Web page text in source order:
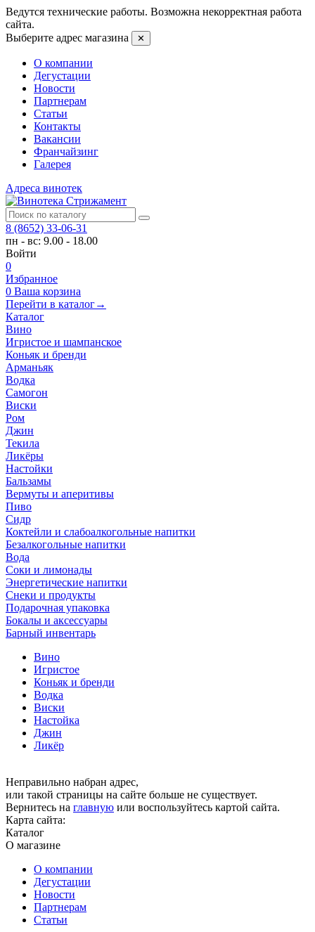
Ведутся технические работы. Возможна некорректная работа
сайта.
Выберите адрес магазина
✕
О компании
Дегустации
Новости
Партнерам
Статьи
Контакты
Вакансии
Франчайзинг
Галерея
Адреса винотек
8 (8652) 33-06-31
пн - вс: 9.00 - 18.00
Войти
0
Избранное
0 Ваша корзина
Перейти в каталог→
Каталог
Вино
Игристое и шампанское
Коньяк и бренди
Арманьяк
Водка
Самогон
Виски
Ром
Джин
Текила
Ликёры
Настойки
Бальзамы
Вермуты и аперитивы
Пиво
Сидр
Коктейли и слабоалкогольные напитки
Безалкогольные напитки
Вода
Соки и лимонады
Энергетические напитки
Снеки и продукты
Подарочная упаковка
Бокалы и аксессуары
Барный инвентарь
Вино
Игристое
Коньяк и бренди
Водка
Виски
Настойка
Джин
Ликёр
Неправильно набран адрес,
или такой страницы на сайте больше не существует.
Вернитесь на главную или воспользуйтесь картой сайта.
Карта сайта:
Каталог
О магазине
О компании
Дегустации
Новости
Партнерам
Статьи